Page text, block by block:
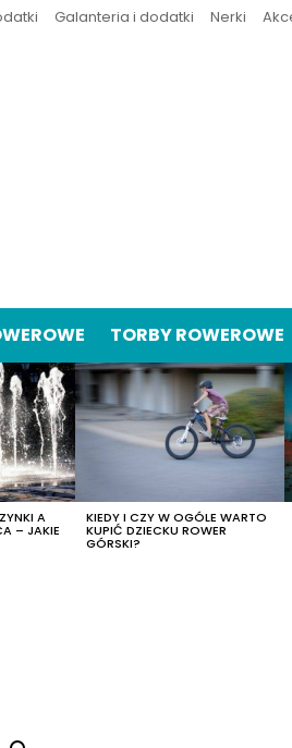
Galanteria i dodatki Nerki
TORBY ROWEROWE
A
– JAKIE
KIEDY I CZY W OGÓLE WARTO
KUPIĆ DZIECKU ROWER
GÓRSKI?